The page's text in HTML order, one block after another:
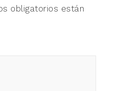
obligatorios están